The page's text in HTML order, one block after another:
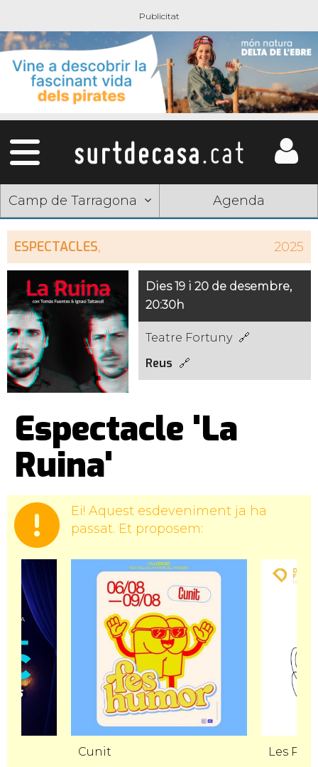
Camp de Tarragona Agenda
ESPECTACLES, 2025
Dies 19 i 20 de desembre,
20:30h
Teatre Fortuny
Reus
Espectacle 'La
Ruina'
Ei! Aquest esdeveniment ja ha
passat. Et proposem:
Cunit Les